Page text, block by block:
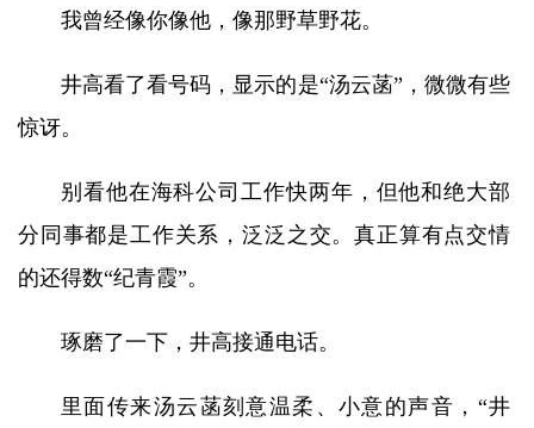
我曾经像你像他，像那野草野花。
井高看了看号码，显示的是“汤云菡”，微微有些
惊讶。
别看他在海科公司工作快两年，但他和绝大部
分同事都是工作关系，泛泛之交。真正算有点交情
的还得数“纪青霞”。
琢磨了一下，井高接通电话。
里面传来汤云菡刻意温柔、小意的声音，“井